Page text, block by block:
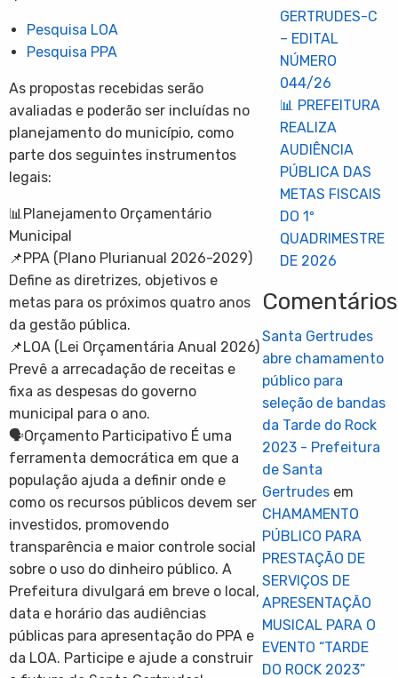
Pesquisa LOA
Pesquisa PPA
As propostas recebidas serão
avaliadas e poderão ser incluídas no
planejamento do município, como
parte dos seguintes instrumentos
legais:
📊Planejamento Orçamentário
Municipal
📌PPA (Plano Plurianual 2026-2029)
Define as diretrizes, objetivos e
metas para os próximos quatro anos
da gestão pública.
📌LOA (Lei Orçamentária Anual 2026)
Prevê a arrecadação de receitas e
fixa as despesas do governo
municipal para o ano.
🗣️Orçamento Participativo É uma
ferramenta democrática em que a
população ajuda a definir onde e
como os recursos públicos devem ser
investidos, promovendo
transparência e maior controle social
sobre o uso do dinheiro público. A
Prefeitura divulgará em breve o local,
data e horário das audiências
públicas para apresentação do PPA e
da LOA. Participe e ajude a construir
GERTRUDES-C
– EDITAL
NÚMERO
044/26
📊 PREFEITURA
REALIZA
AUDIÊNCIA
PÚBLICA DAS
METAS FISCAIS
DO 1º
QUADRIMESTRE
DE 2026
Comentários
Santa Gertrudes
abre chamamento
público para
seleção de bandas
da Tarde do Rock
2023 - Prefeitura
de Santa
Gertrudes em
CHAMAMENTO
PÚBLICO PARA
PRESTAÇÃO DE
SERVIÇOS DE
APRESENTAÇÃO
MUSICAL PARA O
EVENTO “TARDE
DO ROCK 2023”